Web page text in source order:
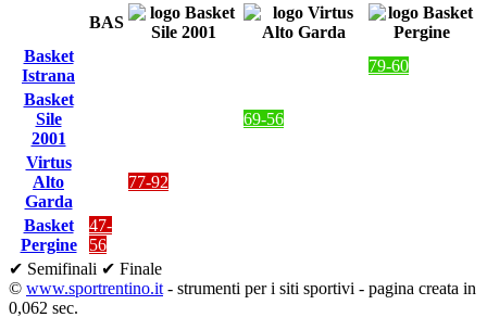
BAS
Basket
Istrana
79-60
Basket
Sile
2001
69-56
Virtus
Alto
Garda
77-92
Basket
Pergine
47-
56
✔ Semifinali ✔ Finale
© www.sportrentino.it - strumenti per i siti sportivi - pagina creata in
0,062 sec.